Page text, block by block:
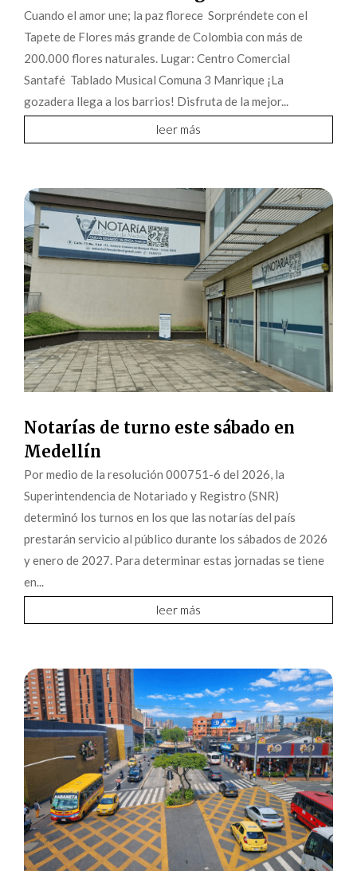
Cuando el amor une; la paz florece Sorpréndete con el
Tapete de Flores más grande de Colombia con más de
200.000 flores naturales. Lugar: Centro Comercial
Santafé Tablado Musical Comuna 3 Manrique ¡La
gozadera llega a los barrios! Disfruta de la mejor...
leer más
Notarías de turno este sábado en
Medellín
Por medio de la resolución 000751-6 del 2026, la
Superintendencia de Notariado y Registro (SNR)
determinó los turnos en los que las notarías del país
prestarán servicio al público durante los sábados de 2026
y enero de 2027. Para determinar estas jornadas se tiene
en...
leer más